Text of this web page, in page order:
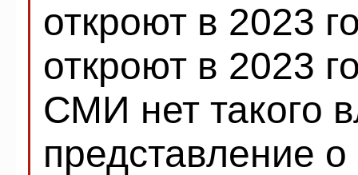
откроют в 2023
откроют в 2023
СМИ нет такого
представление